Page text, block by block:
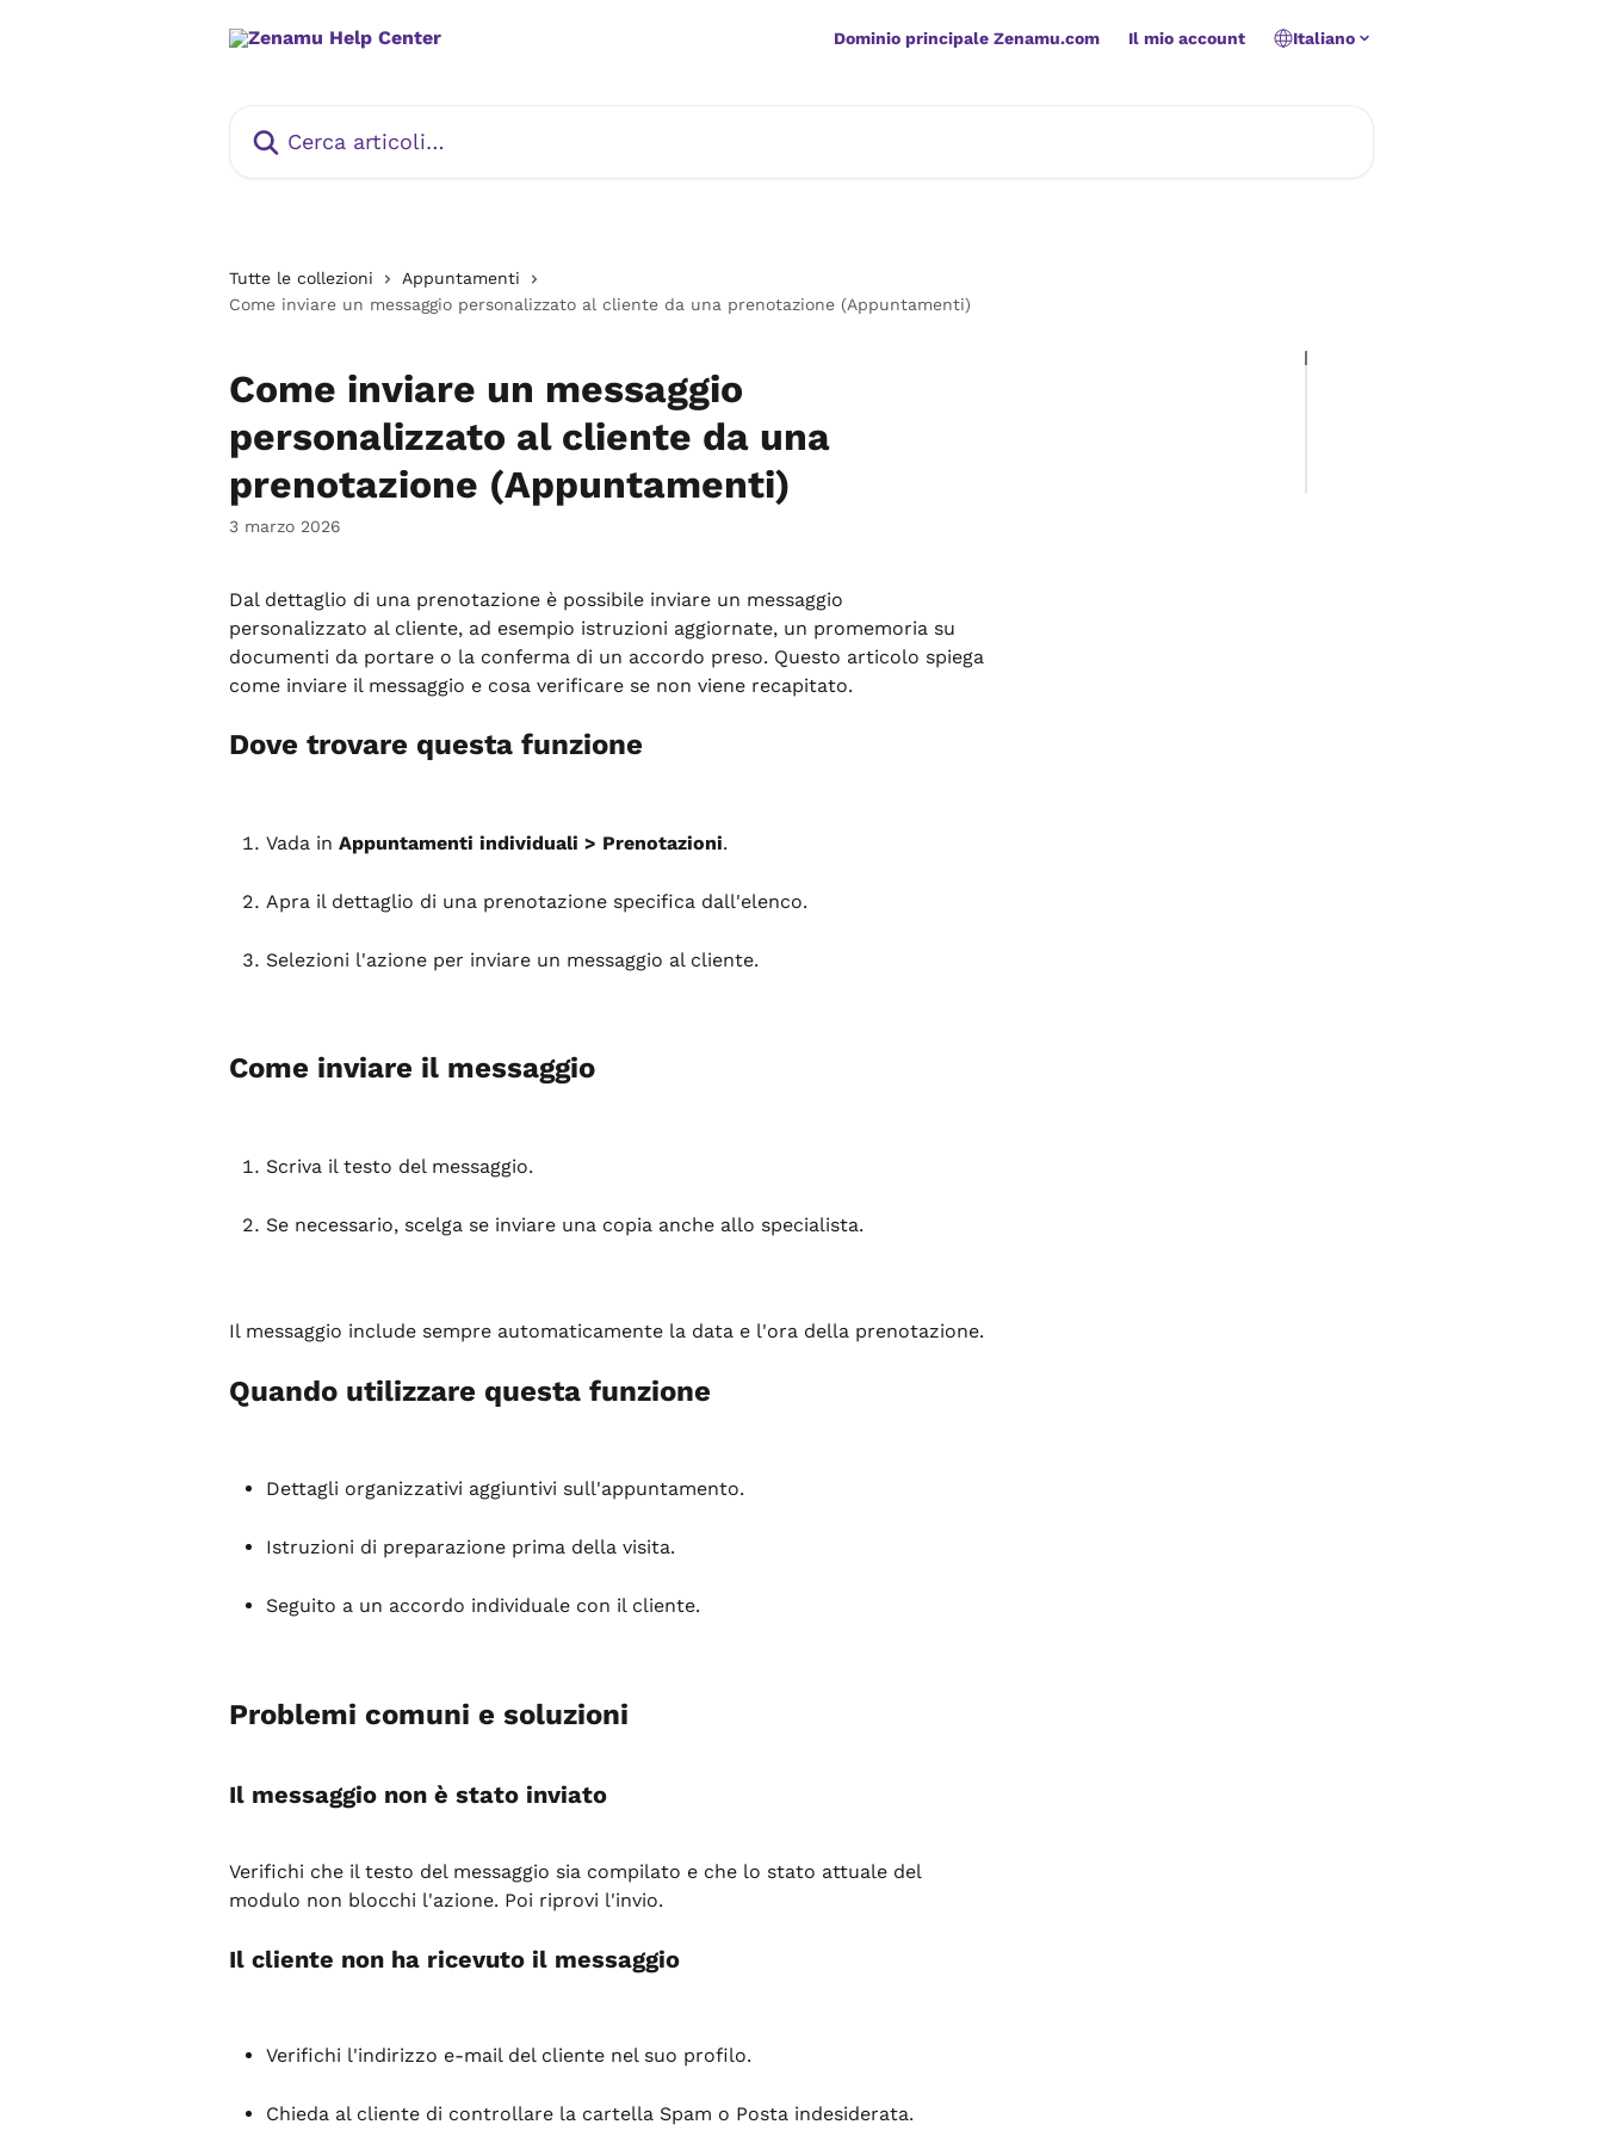
Dominio principale Zenamu.com Il mio account Italiano
Tutte le collezioni
Appuntamenti
Come inviare un messaggio personalizzato al cliente da una prenotazione (Appuntamenti)
Come inviare un messaggio
personalizzato al cliente da una
prenotazione (Appuntamenti)
3 marzo 2026
Dal dettaglio di una prenotazione è possibile inviare un messaggio
personalizzato al cliente, ad esempio istruzioni aggiornate, un promemoria su
documenti da portare o la conferma di un accordo preso. Questo articolo spiega
come inviare il messaggio e cosa verificare se non viene recapitato.
Dove trovare questa funzione
Vada in Appuntamenti individuali > Prenotazioni.
Apra il dettaglio di una prenotazione specifica dall'elenco.
Selezioni l'azione per inviare un messaggio al cliente.
Come inviare il messaggio
Scriva il testo del messaggio.
Se necessario, scelga se inviare una copia anche allo specialista.
Il messaggio include sempre automaticamente la data e l'ora della prenotazione.
Quando utilizzare questa funzione
Dettagli organizzativi aggiuntivi sull'appuntamento.
Istruzioni di preparazione prima della visita.
Seguito a un accordo individuale con il cliente.
Problemi comuni e soluzioni
Il messaggio non è stato inviato
Verifichi che il testo del messaggio sia compilato e che lo stato attuale del
modulo non blocchi l'azione. Poi riprovi l'invio.
Il cliente non ha ricevuto il messaggio
Verifichi l'indirizzo e-mail del cliente nel suo profilo.
Chieda al cliente di controllare la cartella Spam o Posta indesiderata.